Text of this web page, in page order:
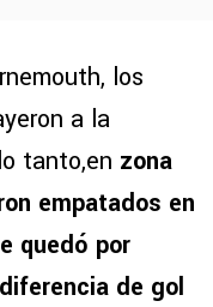
los
a la
tanto,en zona
empatados en
quedó por
de gol